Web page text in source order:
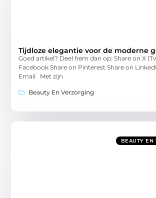
Tijdloze elegantie voor de moderne
Goed artikel? Deel hem dan op: Share on X
Facebook Share on Pinterest Share on
Email Met zijn
Beauty En Verzorging
BEAUTY EN